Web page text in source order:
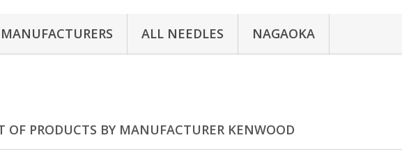
ALL NEEDLES NAGAOKA
OF PRODUCTS BY MANUFACTURER KENWOOD